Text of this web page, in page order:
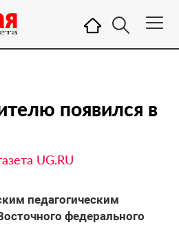
появился в
UG.RU
педагогическим
федерального